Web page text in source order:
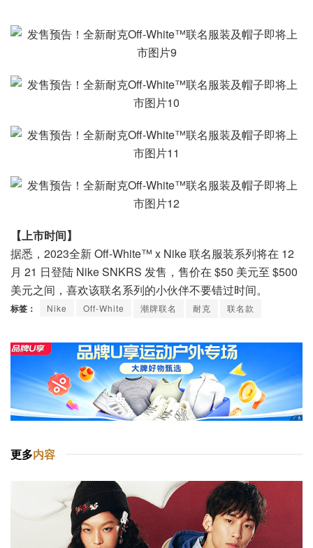
【上市时间】
据悉，2023全新 Off-White™ x Nike 联名服装系列将在 12
月 21 日登陆 Nike SNKRS 发售，售价在 $50 美元至 $500
美元之间，喜欢该联名系列的小伙伴不要错过时间。
标签： Nike Off-White 潮牌联名 耐克 联名款
更多内容